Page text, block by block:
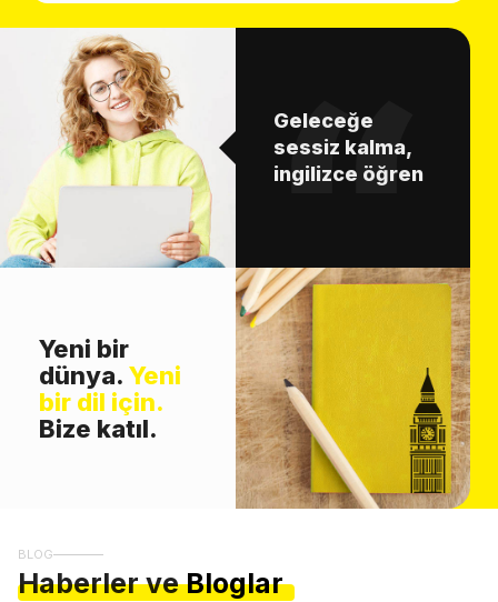
Geleceğe
sessiz kalma,
ingilizce öğren
Yeni bir
dünya. Yeni
bir dil için.
Bize katıl.
BLOG
Haberler ve Bloglar